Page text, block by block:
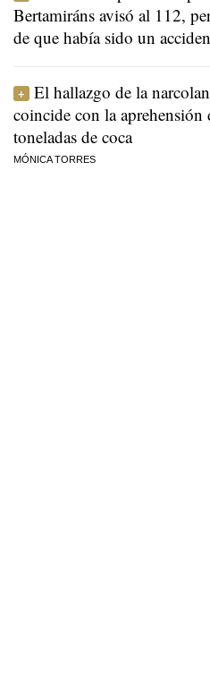
Bertamiráns avisó al 112,
de que había sido un
El hallazgo de la
coincide con la aprehensión
toneladas de coca
MÓNICA TORRES